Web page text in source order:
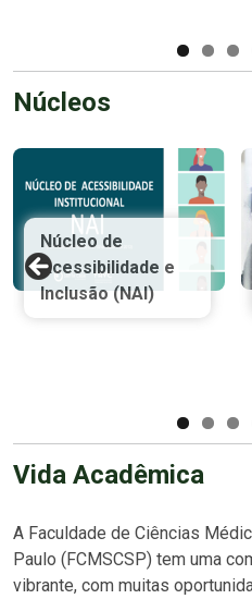
Núcleos
Núcleo de
Acessibilidade e
Inclusão (NAI)
Vida Acadêmica
A Faculdade de Ciências
Paulo (FCMSCSP) tem uma
vibrante, com muitas